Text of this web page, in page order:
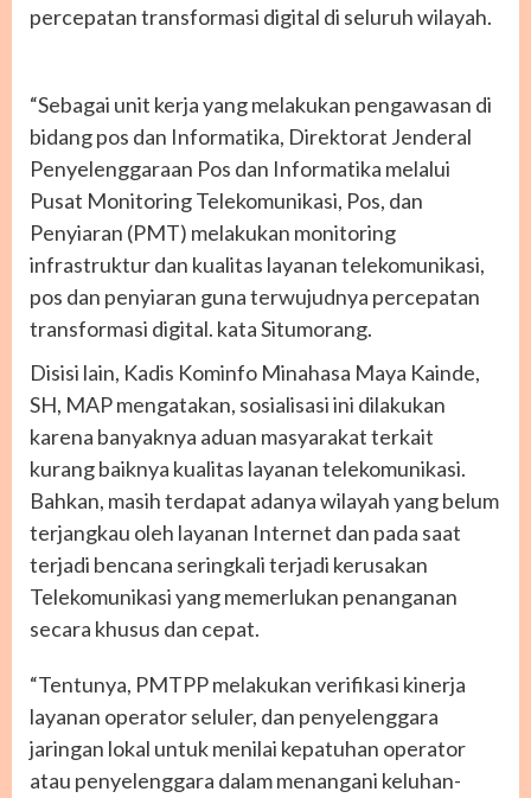
percepatan transformasi digital di seluruh wilayah.
“Sebagai unit kerja yang melakukan pengawasan di
bidang pos dan Informatika, Direktorat Jenderal
Penyelenggaraan Pos dan Informatika melalui
Pusat Monitoring Telekomunikasi, Pos, dan
Penyiaran (PMT) melakukan monitoring
infrastruktur dan kualitas layanan telekomunikasi,
pos dan penyiaran guna terwujudnya percepatan
transformasi digital. kata Situmorang.
Disisi lain, Kadis Kominfo Minahasa Maya Kainde,
SH, MAP mengatakan, sosialisasi ini dilakukan
karena banyaknya aduan masyarakat terkait
kurang baiknya kualitas layanan telekomunikasi.
Bahkan, masih terdapat adanya wilayah yang belum
terjangkau oleh layanan Internet dan pada saat
terjadi bencana seringkali terjadi kerusakan
Telekomunikasi yang memerlukan penanganan
secara khusus dan cepat.
“Tentunya, PMTPP melakukan verifikasi kinerja
layanan operator seluler, dan penyelenggara
jaringan lokal untuk menilai kepatuhan operator
atau penyelenggara dalam menangani keluhan-